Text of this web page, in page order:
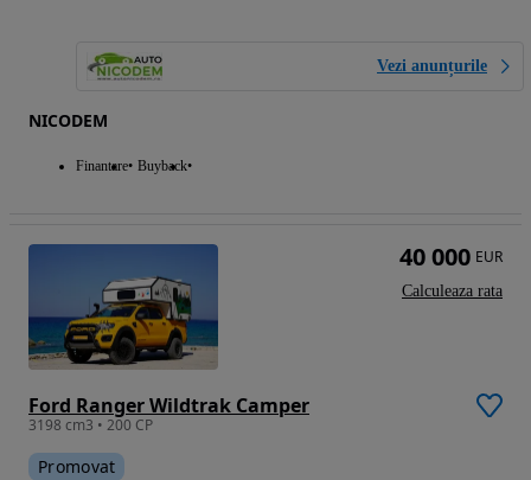
Vezi anunțurile
NICODEM
Finantare Buyback
Ford Ranger Wildtrak Camper
3198 cm3 • 200 CP
Promovat
40 000 EUR
Calculeaza rata